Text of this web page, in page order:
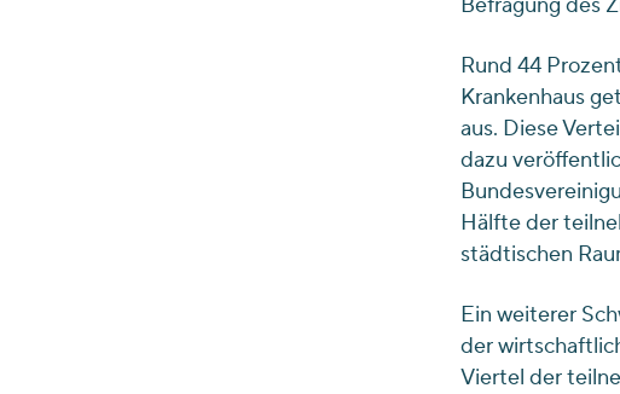
Rund 44
Krankenhaus
aus. Diese
dazu
Hälfte der
städtischen
Ein weiterer
der
Viertel der